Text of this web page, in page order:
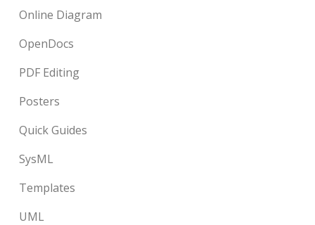
Online Diagram
OpenDocs
PDF Editing
Posters
Quick Guides
SysML
Templates
UML